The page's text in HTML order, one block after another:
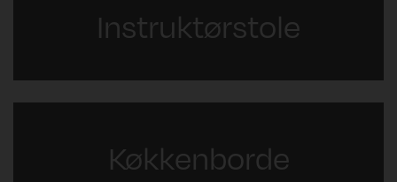
Instruktørstole
Køkkenborde